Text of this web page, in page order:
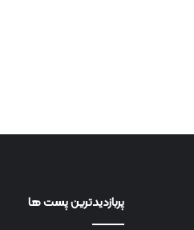
پربازدیدترین پست ها